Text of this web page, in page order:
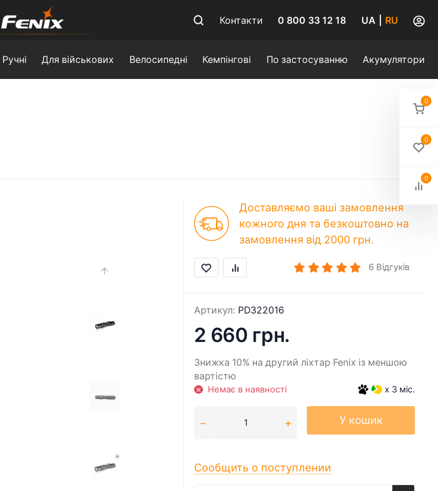
Контакти 0 800 33 12 18 UA RU
Ручні Для військових Велосипедні Кемпінгові По застосуванню Акумулятори
Доставляємо ваші замовлення
кожного дня та безкоштовно на
замовлення від 2000 грн.
6 Відгуків
Артикул: PD322016
2 660 грн.
Знижка 10% на другий ліхтар Fenix із меншою
вартістю
Немає в наявності x 3 міс.
У кошик
Сообщить о поступлении
0
0
0